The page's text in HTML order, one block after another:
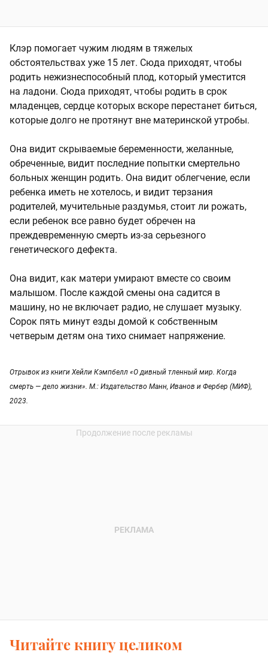
Клэр помогает чужим людям в тяжелых
обстоятельствах уже 15 лет. Сюда приходят, чтобы
родить нежизнеспособный плод, который уместится
на ладони. Сюда приходят, чтобы родить в срок
младенцев, сердце которых вскоре перестанет биться,
которые долго не протянут вне материнской утробы.
Она видит скрываемые беременности, желанные,
обреченные, видит последние попытки смертельно
больных женщин родить. Она видит облегчение, если
ребенка иметь не хотелось, и видит терзания
родителей, мучительные раздумья, стоит ли рожать,
если ребенок все равно будет обречен на
преждевременную смерть из-за серьезного
генетического дефекта.
Она видит, как матери умирают вместе со своим
малышом. После каждой смены она садится в
машину, но не включает радио, не слушает музыку.
Сорок пять минут езды домой к собственным
четверым детям она тихо снимает напряжение.
Отрывок из книги Хейли Кэмпбелл «О дивный тленный мир. Когда
смерть — дело жизни». М.: Издательство Манн, Иванов и Фербер (МИФ),
2023.
Читайте книгу целиком